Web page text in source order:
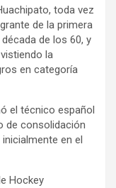
toda vez
de la primera
de los 60, y
la
en categoría
el técnico español
de consolidación
en el
Hockey